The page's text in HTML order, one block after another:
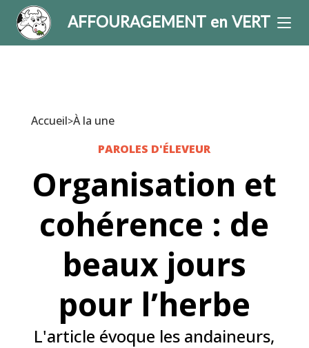
AFFOURAGEMENT en VERT
Accueil>À la une
PAROLES D'ÉLEVEUR
Organisation et
cohérence : de
beaux jours
pour l’herbe
L'article évoque les andaineurs,